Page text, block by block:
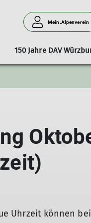
Mein.Alpenverein
150 Jahre DAV
Ehrenamt
Sportangebote
Wandern
Bergsteigen
Fit für die Berge
Klettersteig
Bibliothek
Vernagthütte
News Preise &
Uhrzeit können